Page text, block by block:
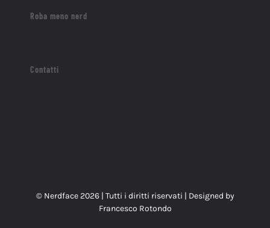
Roba meno nerd
Contatti
© Nerdface 2026 | Tutti i diritti riservati | Designed by
Francesco Rotondo